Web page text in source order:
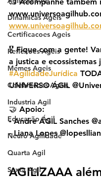
Dinamicas Ageis
Certificacoes Ageis
Reflexoes Ageis
Memes Ageis
Celebracoes Ageis
Industria Agil
Educação Ágil
Neuro Agilidade
Quarta Agil
Sexta Agil
🎖️ Fique com a gente!
a justica e ecossistemas
#AgilidadeJurídica
UNIVERSO ÁGIL
🤝 Apoio:
- Andre ÁGIL Sanches
- Liana Lopes
AGILIZAAA